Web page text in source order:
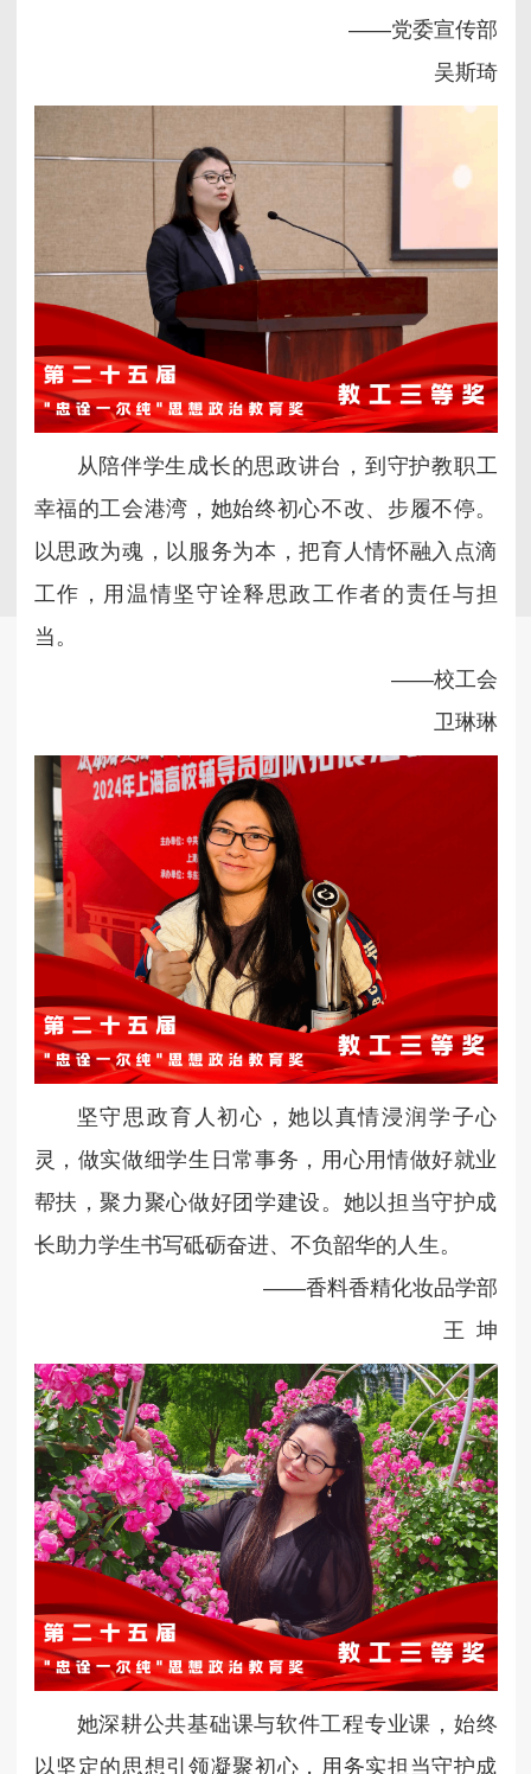
——党委宣传部
吴斯琦
从陪伴学生成长的思政讲台，到守护教职工
幸福的工会港湾，她始终初心不改、步履不停。
以思政为魂，以服务为本，把育人情怀融入点滴
工作，用温情坚守诠释思政工作者的责任与担
当。
——校工会
卫琳琳
坚守思政育人初心，她以真情浸润学子心
灵，做实做细学生日常事务，用心用情做好就业
帮扶，聚力聚心做好团学建设。她以担当守护成
长助力学生书写砥砺奋进、不负韶华的人生。
——香料香精化妆品学部
王 坤
她深耕公共基础课与软件工程专业课，始终
以坚定的思想引领凝聚初心，用务实担当守护成